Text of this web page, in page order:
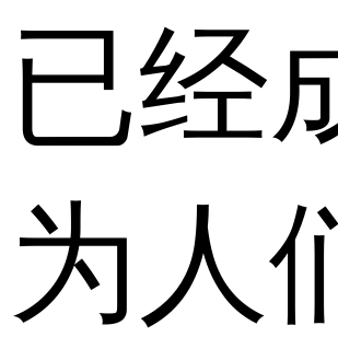
已经
为人